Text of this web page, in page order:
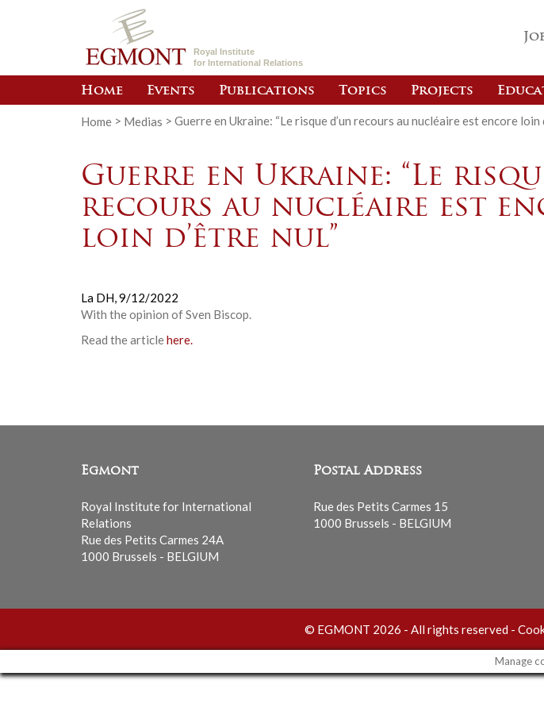
Royal Institute
for International Relations
Home Events Publications Topics Projects
Home > Medias > Guerre en Ukraine: “Le risque d’un recours au nucléaire est encore loin
Guerre en Ukraine: “Le
recours au nucléaire est
loin d’être nul”
La DH,9/12/2022
With the opinion of Sven Biscop.
Read the articlehere.
Egmont
Royal Institute for International
Relations
Rue des Petits Carmes 24A
1000 Brussels - BELGIUM
Postal Address
Rue des Petits Carmes 15
1000 Brussels - BELGIUM
© EGMONT 2026 - All rights reserved -
Manage